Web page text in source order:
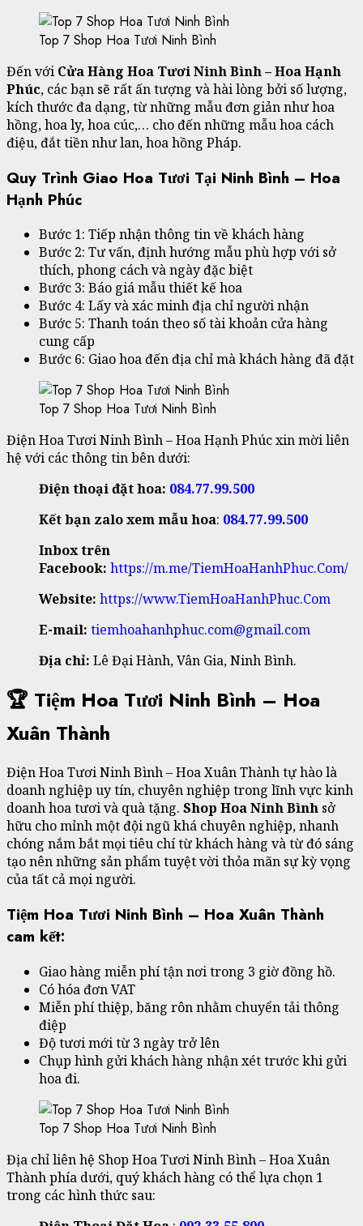
Top 7 Shop Hoa Tươi Ninh Bình
Đến với Cửa Hàng Hoa Tươi Ninh Bình – Hoa Hạnh
Phúc, các bạn sẽ rất ấn tượng và hài lòng bởi số lượng,
kích thước đa dạng, từ những mẫu đơn giản như hoa
hồng, hoa ly, hoa cúc,… cho đến những mẫu hoa cách
điệu, đắt tiền như lan, hoa hồng Pháp.
Quy Trình Giao Hoa Tươi Tại Ninh Bình – Hoa
Hạnh Phúc
Bước 1: Tiếp nhận thông tin về khách hàng
Bước 2: Tư vấn, định hướng mẫu phù hợp với sở
thích, phong cách và ngày đặc biệt
Bước 3: Báo giá mẫu thiết kế hoa
Bước 4: Lấy và xác minh địa chỉ người nhận
Bước 5: Thanh toán theo số tài khoản cửa hàng
cung cấp
Bước 6: Giao hoa đến địa chỉ mà khách hàng đã đặt
Top 7 Shop Hoa Tươi Ninh Bình
Điện Hoa Tươi Ninh Bình – Hoa Hạnh Phúc xin mời liên
hệ với các thông tin bên dưới:
Điện thoại đặt hoa: 084.77.99.500
Kết bạn zalo xem mẫu hoa: 084.77.99.500
Inbox trên
Facebook: https://m.me/TiemHoaHanhPhuc.Com/
Website: https://www.TiemHoaHanhPhuc.Com
E-mail: tiemhoahanhphuc.com@gmail.com
Địa chỉ: Lê Đại Hành, Vân Gia, Ninh Bình.
🏆 Tiệm Hoa Tươi Ninh Bình – Hoa
Xuân Thành
Điện Hoa Tươi Ninh Bình – Hoa Xuân Thành tự hào là
doanh nghiệp uy tín, chuyên nghiệp trong lĩnh vực kinh
doanh hoa tươi và quà tặng. Shop Hoa Ninh Bình sở
hữu cho mỉnh một đội ngũ khá chuyên nghiệp, nhanh
chóng nắm bắt mọi tiêu chí từ khách hàng và từ đó sáng
tạo nên những sản phẩm tuyệt vời thỏa mãn sự kỳ vọng
của tất cả mọi người.
Tiệm Hoa Tươi Ninh Bình – Hoa Xuân Thành
cam kết:
Giao hàng miễn phí tận nơi trong 3 giờ đồng hồ.
Có hóa đơn VAT
Miễn phí thiệp, băng rôn nhằm chuyển tải thông
điệp
Độ tươi mới từ 3 ngày trở lên
Chụp hình gửi khách hàng nhận xét trước khi gửi
hoa đi.
Top 7 Shop Hoa Tươi Ninh Bình
Địa chỉ liên hệ Shop Hoa Tươi Ninh Bình – Hoa Xuân
Thành phía dưới, quý khách hàng có thể lựa chọn 1
trong các hình thức sau: